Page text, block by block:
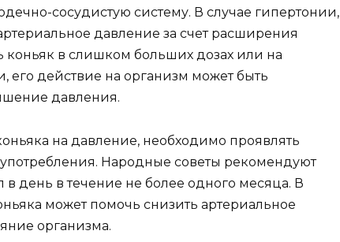
сосудистую систему. В случае гипертонии,
давление за счет расширения
коньяк в слишком больших дозах или на
действие на организм может быть
давления.
на давление, необходимо проявлять
Народные советы рекомендуют
в день в течение не более одного месяца. В
может помочь снизить артериальное
организма.